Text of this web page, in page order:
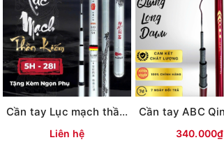
shop/do-cau-cuong-kl
4190676579548541614
Cần tay Lục mạch thần kiếm (Bạc) 3TT
Liên hệ 340.000₫